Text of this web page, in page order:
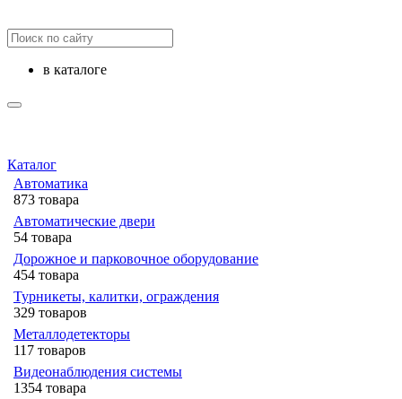
в каталоге
Каталог
Автоматика
873 товара
Автоматические двери
54 товара
Дорожное и парковочное оборудование
454 товара
Турникеты, калитки, ограждения
329 товаров
Металлодетекторы
117 товаров
Видеонаблюдения cистемы
1354 товара